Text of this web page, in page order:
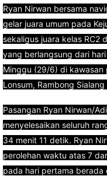
Ryan Nirwan bersama
gelar juara umum pada
sekaligus juara kelas RC2
yang berlangsung dari
Minggu (29/6) di kawasan
Lonsum, Rambong
Pasangan Ryan Nirwan/
menyelesaikan seluruh
34 menit 11 detik. Ryan
perolehan waktu atas 7
pada hari pertama